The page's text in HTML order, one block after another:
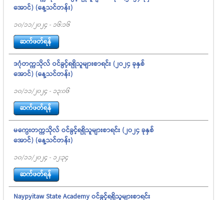
အောင်) (နေ့သင်တန်း)
10/11/2024 - 16:16
ဆက်ဖတ်ရန်
ဒဂုံတက္ကသိုလ် ဝင်ခွင့်ရရှိသူများစာရင်း (၂၀၂၄ ခုနှစ်
အောင်) (နေ့သင်တန်း)
10/11/2024 - 13:06
ဆက်ဖတ်ရန်
မကွေးတက္ကသိုလ် ဝင်ခွင့်ရရှိသူများစာရင်း (၂၀၂၄ ခုနှစ်
အောင်) (နေ့သင်တန်း)
10/11/2024 - 12:34
ဆက်ဖတ်ရန်
Naypyitaw State Academy ဝင်ခွင့်ရရှိသူများစာရင်း